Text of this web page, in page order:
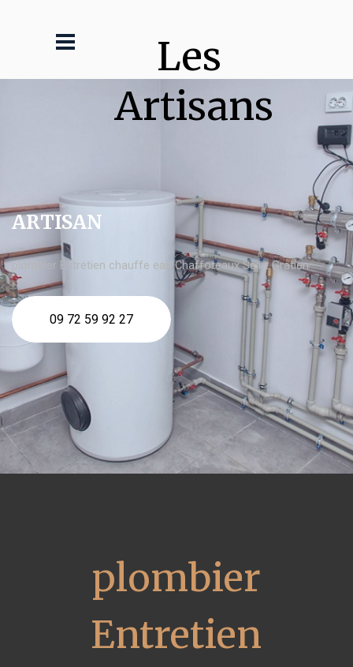
Les
Artisans
ARTISAN
plombier Entretien chauffe eau Chaffoteaux Saint Gratien
09 72 59 92 27
plombier
Entretien